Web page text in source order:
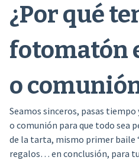
¿Por qué
fotomatón
o
Seamos sinceros, pasas
o comunión para que todo
de la tarta, mismo primer baile
regalos… en conclusión, para